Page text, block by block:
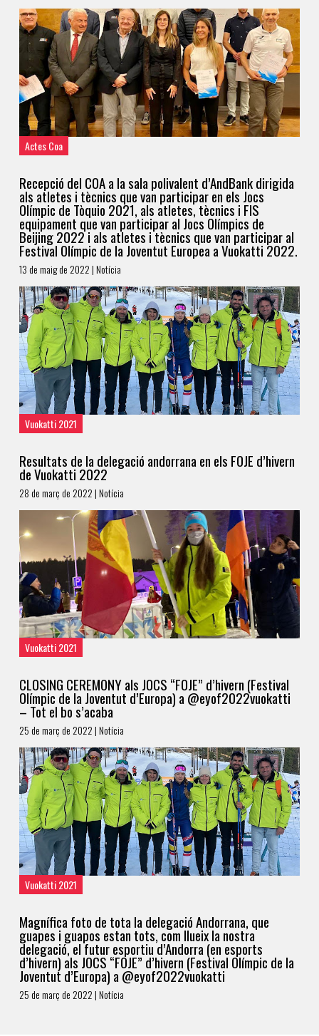
Actes Coa
Recepció del COA a la sala polivalent d’AndBank dirigida
als atletes i tècnics que van participar en els Jocs
Olímpic de Tòquio 2021, als atletes, tècnics i FIS
equipament que van participar al Jocs Olímpics de
Beijing 2022 i als atletes i tècnics que van participar al
Festival Olímpic de la Joventut Europea a Vuokatti 2022.
13 de maig de 2022 | Notícia
Vuokatti 2021
Resultats de la delegació andorrana en els FOJE d’hivern
de Vuokatti 2022
28 de març de 2022 | Notícia
Vuokatti 2021
CLOSING CEREMONY als JOCS “FOJE” d’hivern (Festival
Olímpic de la Joventut d’Europa) a @eyof2022vuokatti
– Tot el bo s’acaba
25 de març de 2022 | Notícia
Vuokatti 2021
Magnífica foto de tota la delegació Andorrana, que
guapes i guapos estan tots, com llueix la nostra
delegació, el futur esportiu d’Andorra (en esports
d’hivern) als JOCS “FOJE” d’hivern (Festival Olímpic de la
Joventut d’Europa) a @eyof2022vuokatti
25 de març de 2022 | Notícia